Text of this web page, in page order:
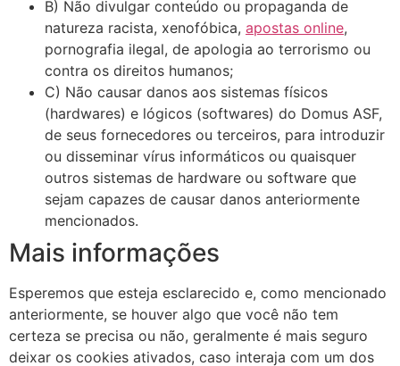
B) Não divulgar conteúdo ou propaganda de
natureza racista, xenofóbica, apostas online,
pornografia ilegal, de apologia ao terrorismo ou
contra os direitos humanos;
C) Não causar danos aos sistemas físicos
(hardwares) e lógicos (softwares) do Domus ASF,
de seus fornecedores ou terceiros, para introduzir
ou disseminar vírus informáticos ou quaisquer
outros sistemas de hardware ou software que
sejam capazes de causar danos anteriormente
mencionados.
Mais informações
Esperemos que esteja esclarecido e, como mencionado
anteriormente, se houver algo que você não tem
certeza se precisa ou não, geralmente é mais seguro
deixar os cookies ativados, caso interaja com um dos